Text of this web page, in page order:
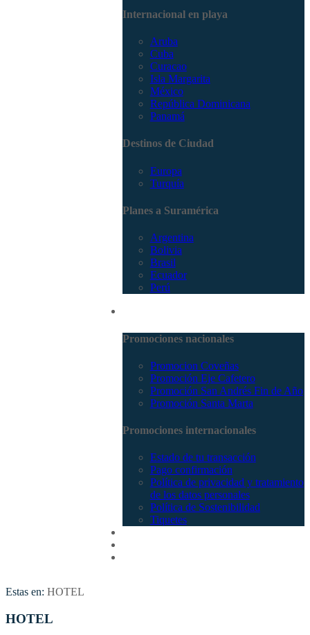
Internacional en playa
Aruba
Cuba
Curacao
Isla Margarita
México
República Dominicana
Panamá
Destinos de Ciudad
Europa
Turquía
Planes a Suramérica
Argentina
Bolivia
Brasil
Ecuador
Perú
Promociones nacionales
Promocion Coveñas
Promoción Eje Cafetero
Promoción San Andrés Fin de Año
Promoción Santa Marta
Promociones internacionales
Estado de tu transacción
Pago confirmación
Política de privacidad y tratamiento
de los datos personales
Política de Sostenibilidad
Tiquetes
Estas en: HOTEL
HOTEL